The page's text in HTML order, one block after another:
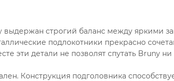
выдержан строгий баланс между яркими
подлокотники прекрасно
эти детали не позволят спутать Bruny
Конструкция подголовника